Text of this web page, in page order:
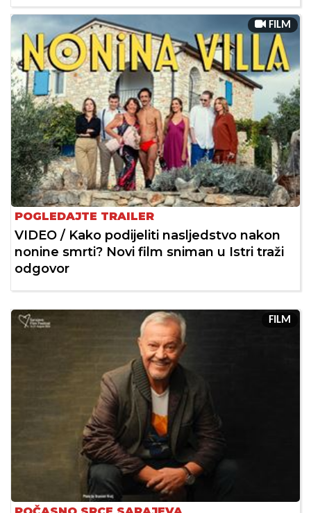
FILM
POGLEDAJTE TRAILER
VIDEO / Kako podijeliti nasljedstvo nakon
nonine smrti? Novi film sniman u Istri traži
odgovor
FILM